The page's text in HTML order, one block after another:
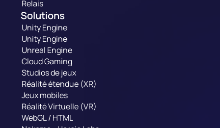
Relais
Solutions
Unity Engine
Unity Engine
Unreal Engine
Cloud Gaming
Studios de jeux
Réalité étendue (XR)
Jeux mobiles
Réalité Virtuelle (VR)
WebGL / HTML